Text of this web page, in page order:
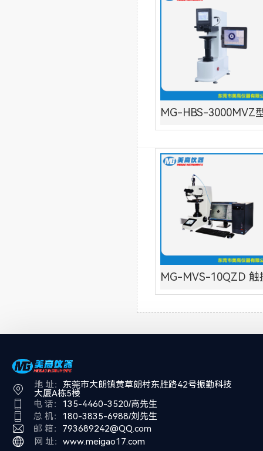
MG-HBS-3000MVZ
MG-MVS-10QZD 触
地 址： 东莞市大朗镇黄草朗村东胜路42号振勤科技
大厦A栋5楼
电 话： 135-4460-3520/高先生
总 机： 180-3835-6988/刘先生
邮 箱： 793689242@QQ.com
网 址： www.meigao17.com